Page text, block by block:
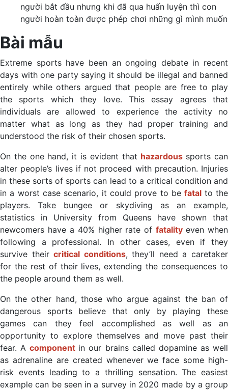
người bắt đầu nhưng khi đã qua huấn luyện thì con
người hoàn toàn được phép chơi những gì mình muốn
Bài mẫu
Extreme sports have been an ongoing debate in recent
days with one party saying it should be illegal and banned
entirely while others argued that people are free to play
the sports which they love. This essay agrees that
individuals are allowed to experience the activity no
matter what as long as they had proper training and
understood the risk of their chosen sports.
On the one hand, it is evident that hazardous sports can
alter people’s lives if not proceed with precaution. Injuries
in these sorts of sports can lead to a critical condition and
in a worst case scenario, it could prove to befatal to the
players. Take bungee or skydiving as an example,
statistics in University from Queens have shown that
newcomers have a 40% higher rate offatality even when
following a professional. In other cases, even if they
survive theircritical conditions, they’ll need a caretaker
for the rest of their lives, extending the consequences to
the people around them as well.
On the other hand, those who argue against the ban of
dangerous sports believe that only by playing these
games can they feel accomplished as well as an
opportunity to explore themselves and move past their
fear. Acomponent in our brains called dopamine as well
as adrenaline are created whenever we face some high-
risk events leading to a thrilling sensation. The easiest
example can be seen in a survey in 2020 made by a group